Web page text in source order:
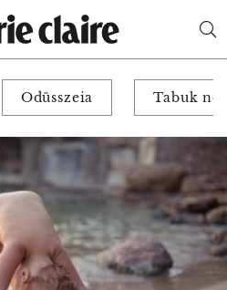
Odüsszeia Tabuk